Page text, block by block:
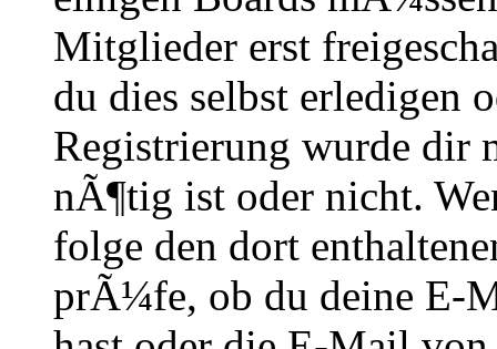
Mitglieder erst
du dies selbst erledigen
Registrierung wurde dir
nÃ¶tig ist oder nicht.
folge den dort
prÃ¼fe, ob du deine E-